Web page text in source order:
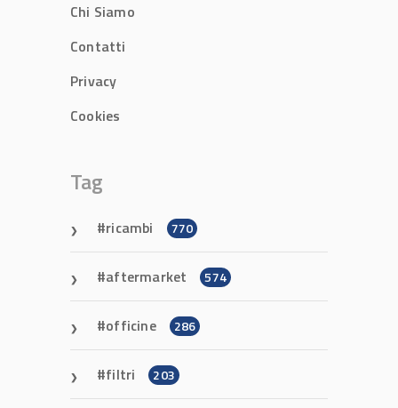
Chi Siamo
Contatti
Privacy
Cookies
Tag
ricambi 770
aftermarket 574
officine 286
filtri 203